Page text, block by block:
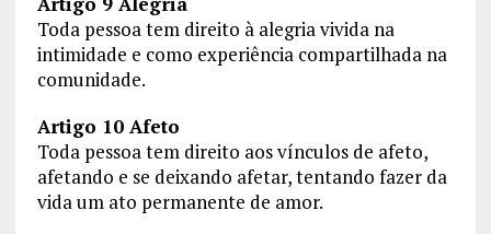
Toda pessoa tem direito à alegria vivida na
intimidade e como experiência compartilhada na
comunidade.
Artigo 10 Afeto
Toda pessoa tem direito aos vínculos de afeto,
afetando e se deixando afetar, tentando fazer da
vida um ato permanente de amor.